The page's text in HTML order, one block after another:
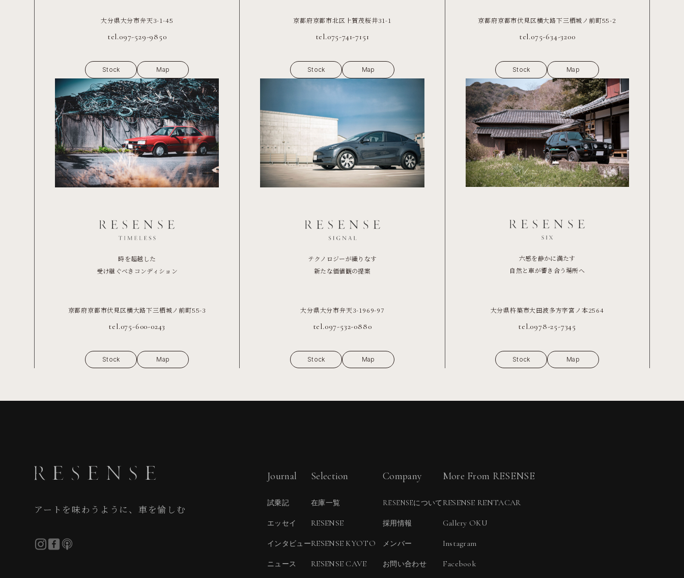
大分県大分市弁天3-1-45
tel.097-529-9850
Stock Map
京都府京都市北区上賀茂桜井31-1
tel.075-741-7151
Stock Map
京都府京都市伏見区横大路下三栖城ノ前町55-2
tel.075-634-3200
Stock Map
時を超越した
受け継ぐべきコンディション
京都府京都市伏見区横大路下三栖城ノ前町55-3
tel.075-600-0243
Stock Map
テクノロジーが織りなす
新たな価値観の提案
大分県大分市弁天3-1969-97
tel.097-532-0880
Stock Map
六感を静かに満たす
自然と車が響き合う場所へ
大分県杵築市大田波多方字宮ノ本2564
tel.0978-25-7345
Stock Map
アートを味わうように、車を愉しむ
Journal
試乗記
エッセイ
インタビュー
ニュース
Selection
在庫一覧
RESENSE
RESENSE KYOTO
RESENSE CAVE
Company
RESENSEについて
採用情報
メンバー
お問い合わせ
More From RESENSE
RESENSE RENTACAR
Gallery OKU
Instagram
Facebook